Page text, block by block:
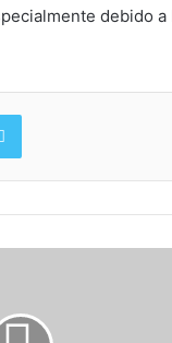
debido
Twitter